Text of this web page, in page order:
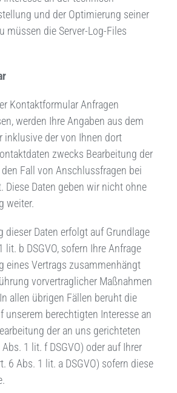
und der Optimierung seiner
müssen die Server-Log-Files
Kontaktformular Anfragen
werden Ihre Angaben aus dem
inklusive der von Ihnen dort
zwecks Bearbeitung der
Fall von Anschlussfragen bei
Diese Daten geben wir nicht ohne
weiter.
dieser Daten erfolgt auf Grundlage
lit. b DSGVO, sofern Ihre Anfrage
eines Vertrags zusammenhängt
vorvertraglicher Maßnahmen
allen übrigen Fällen beruht die
unserem berechtigten Interesse an
der an uns gerichteten
1 lit. f DSGVO) oder auf Ihrer
6 Abs. 1 lit. a DSGVO) sofern diese